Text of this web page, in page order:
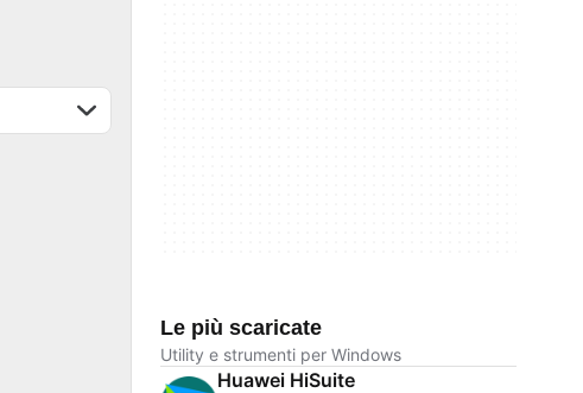
Le più scaricate
Utility e strumenti per Windows
Huawei HiSuite